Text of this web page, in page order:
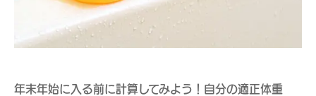
年末年始に入る前に計算してみよう！自分の適正体重